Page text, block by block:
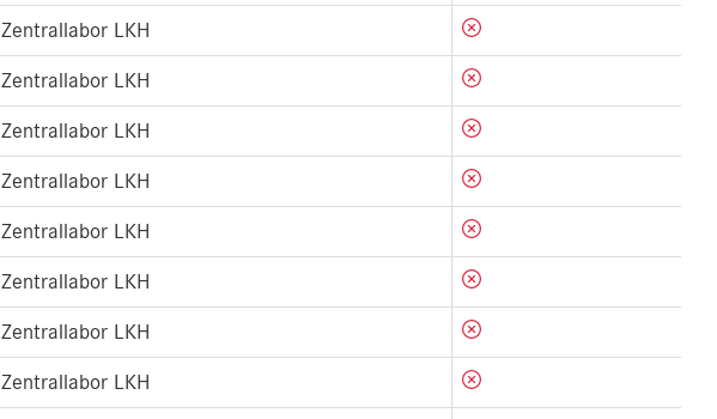
Zentrallabor LKH
Zentrallabor LKH
Zentrallabor LKH
Zentrallabor LKH
Zentrallabor LKH
Zentrallabor LKH
Zentrallabor LKH
Zentrallabor LKH